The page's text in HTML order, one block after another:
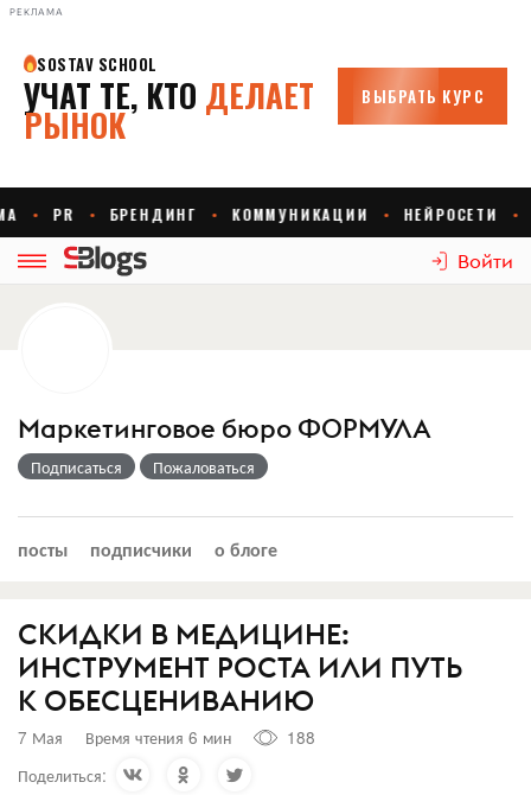
РЕКЛАМА
Войти
Маркетинговое бюро ФОРМУЛА
Подписаться Пожаловаться
посты подписчики о блоге
СКИДКИ В МЕДИЦИНЕ:
ИНСТРУМЕНТ РОСТА ИЛИ ПУТЬ
К ОБЕСЦЕНИВАНИЮ
7 Мая Время чтения 6 мин
188
Поделиться: